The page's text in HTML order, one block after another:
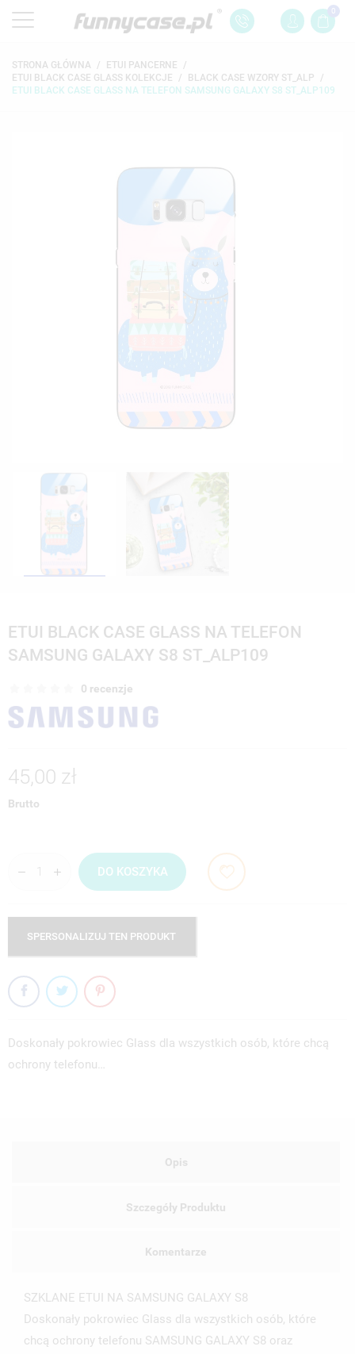
0
STRONA GŁÓWNA
ETUI PANCERNE
ETUI BLACK CASE GLASS KOLEKCJE
BLACK CASE WZORY ST_ALP
ETUI BLACK CASE GLASS NA TELEFON SAMSUNG GALAXY S8 ST_ALP109
ETUI BLACK CASE GLASS NA TELEFON
SAMSUNG GALAXY S8 ST_ALP109
0 recenzje
45,00 zł
Brutto
DO KOSZYKA
SPERSONALIZUJ TEN PRODUKT
Doskonały pokrowiec Glass dla wszystkich osób, które chcą
ochrony telefonu…
Opis
Szczegóły Produktu
Komentarze
SZKLANE ETUI NA SAMSUNG GALAXY S8
Doskonały pokrowiec Glass dla wszystkich osób, które
chcą ochrony telefonu SAMSUNG GALAXY S8 oraz